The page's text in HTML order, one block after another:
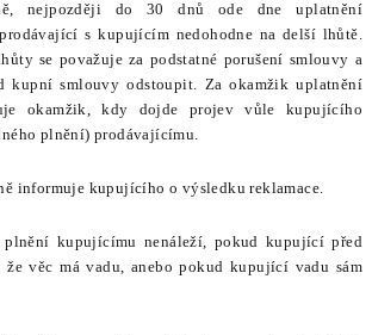
nejpozději do 30 dnů ode dne uplatnění
s kupujícím nedohodne na delší lhůtě.
se považuje za podstatné porušení smlouvy a
kupní smlouvy odstoupit. Za okamžik uplatnění
okamžik, kdy dojde projev vůle kupujícího
plnění) prodávajícímu.
informuje kupujícího o výsledku reklamace.
plnění kupujícímu nenáleží, pokud kupující před
věc má vadu, anebo pokud kupující vadu sám